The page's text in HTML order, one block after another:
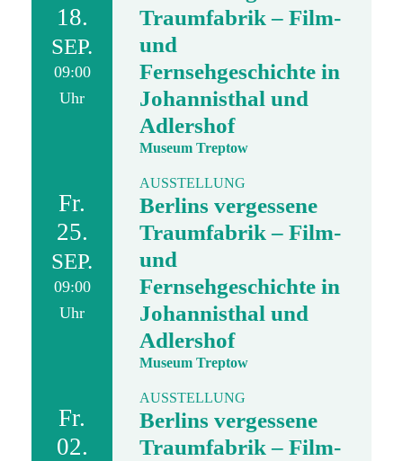
18.
SEP.
09:00
Uhr
Traumfabrik – Film-
und
Fernsehgeschichte in
Johannisthal und
Adlershof
Museum Treptow
Fr.
25.
SEP.
09:00
Uhr
AUSSTELLUNG
Berlins vergessene
Traumfabrik – Film-
und
Fernsehgeschichte in
Johannisthal und
Adlershof
Museum Treptow
Fr.
02.
AUSSTELLUNG
Berlins vergessene
Traumfabrik – Film-